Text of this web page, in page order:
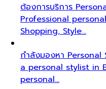
ต้องการบริการ
Professional
Shopping, Style…
กำลังมองหา Personal
a personal stylist in
personal…